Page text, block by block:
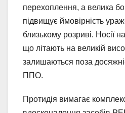
перехоплення, а велика
підвищує ймовірність
близькому розриві. Носії
що літають на великій
залишаються поза
ППО.
Протидія вимагає